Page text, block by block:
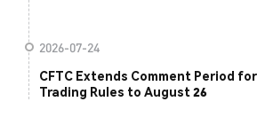
2026-07-24
CFTC Extends Comment Period
Trading Rules to August 26